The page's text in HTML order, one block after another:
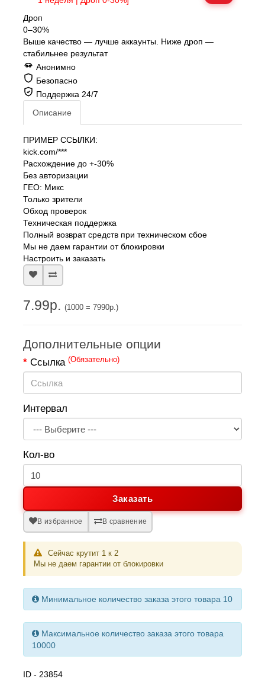
Дроп
0–30%
Выше качество — лучше аккаунты. Ниже дроп —
стабильнее результат
Анонимно
Безопасно
Поддержка 24/7
Описание
ПРИМЕР ССЫЛКИ:
kick.com/***
Расхождение до +-30%
Без авторизации
ГЕО: Микс
Только зрители
Обход проверок
Техническая поддержка
Полный возврат средств при техническом сбое
Мы не даем гарантии от блокировки
Настроить и заказать
7.99р. (1000 = 7990р.)
Дополнительные опции
Ссылка (Обязательно)
Интервал
Кол-во
Заказать
В избранное В сравнение
Сейчас крутит 1 к 2
Мы не даем гарантии от блокировки
Минимальное количество заказа этого товара 10
Максимальное количество заказа этого товара
10000
ID - 23854